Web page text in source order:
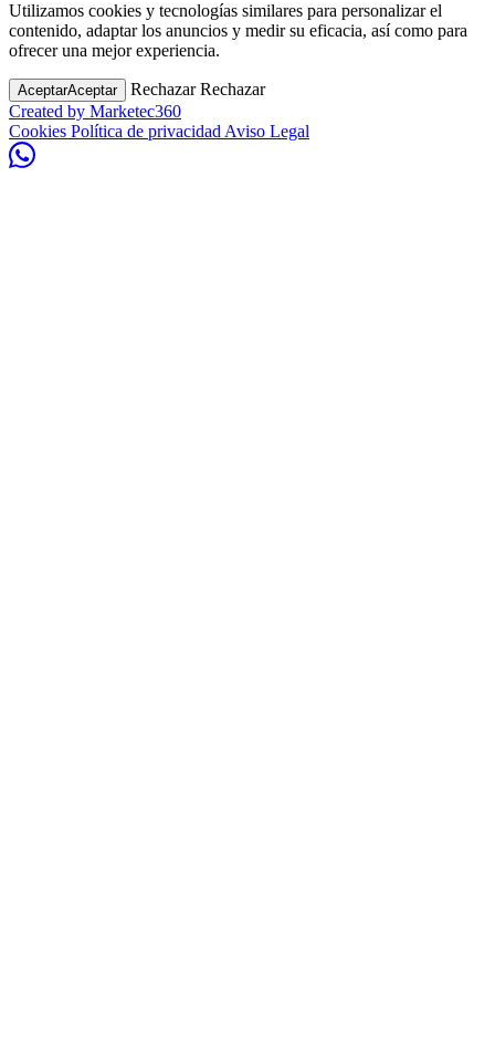
Utilizamos cookies y tecnologías similares para personalizar el
contenido, adaptar los anuncios y medir su eficacia, así como para
ofrecer una mejor experiencia.
AceptarAceptar Rechazar Rechazar
Created by Marketec360
Cookies Política de privacidad Aviso Legal